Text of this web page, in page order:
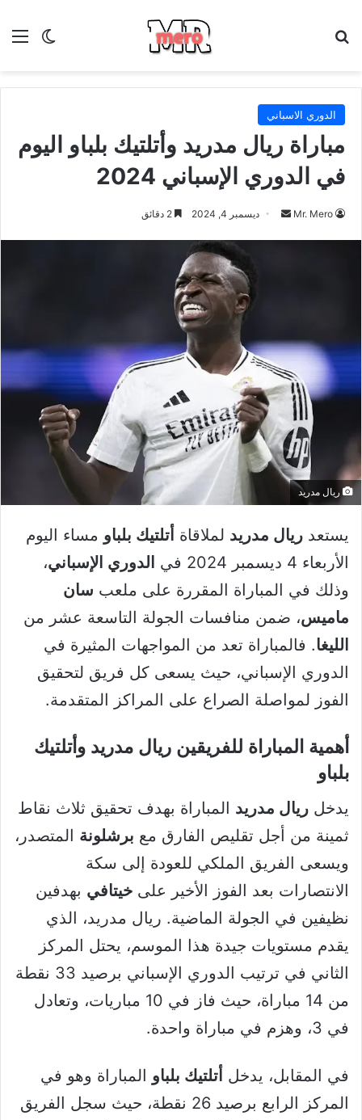
الوضع
الدوري الاسباني
مباراة ريال مدريد وأتلتيك بلباو اليوم
في الدوري الإسباني 2024
Mr. Mero
أرسل ديسمبر 4, 2024
ريال مدريد
يستعد ريال مدريد لملاقاة أتلتيك بلباو مساء اليوم
الأربعاء 4 ديسمبر 2024 في
الدوري الإسباني،
وذلك في المباراة المقررة على ملعب سان
ماميس، ضمن منافسات الجولة التاسعة عشر من
الليغا. فالمباراة تعد من المواجهات المثيرة في
الدوري الإسباني، حيث يسعى كل فريق لتحقيق
الفوز لمواصلة الصراع على المراكز المتقدمة.
أهمية المباراة للفريقين ريال مدريد وأتلتيك
بلباو
يدخل ريال مدريد المباراة بهدف تحقيق ثلاث نقاط
ثمينة من أجل تقليص الفارق مع برشلونة المتصدر،
ويسعى الفريق الملكي للعودة إلى سكة
الانتصارات بعد الفوز الأخير على خيتافي بهدفين
نظيفين في الجولة الماضية. ريال مدريد، الذي
يقدم مستويات جيدة هذا الموسم، يحتل المركز
الثاني في ترتيب الدوري الإسباني برصيد 33 نقطة
من 14 مباراة، حيث فاز في 10 مباريات، وتعادل
في 3، وهزم في مباراة واحدة.
في المقابل، يدخل أتلتيك بلباو المباراة وهو في
المركز الرابع برصيد 26 نقطة، حيث سجل الفريق